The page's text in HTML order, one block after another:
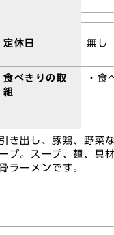
定休日 無し
食べきりの取
組
・食
き出し、豚鶏、野菜
プ。スープ、麺、具
ラーメンです。